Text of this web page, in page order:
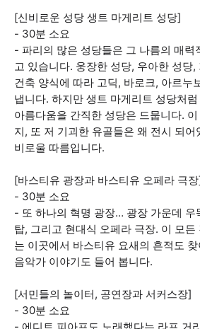
[신비로운 성당 생트 마게리트 성당]
- 30분 소요
- 파리의 많은 성당들은 그 나름의 매력
고 있습니다. 웅장한 성당, 우아한 성당
건축 양식에 따라 고딕, 바로크, 아르누
냅니다. 하지만 생트 마게리트 성당처
아름다움을 간직한 성당은 드뭅니다.
지, 또 저 기괴한 유골들은 왜 전시 되
비로울 따름입니다.
[바스티유 광장과 바스티유 오페라 극
- 30분 소요
- 또 하나의 혁명 광장… 광장 가운데 우
탑, 그리고 현대식 오페라 극장. 이 모든
는 이곳에서 바스티유 요새의 흔적도
음악가 이야기도 들어 봅니다.
[서민들의 놀이터, 공연장과 서커스장]
- 30분 소요